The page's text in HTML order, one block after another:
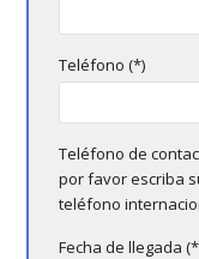
Teléfono (*)
Teléfono de
por favor escriba
teléfono
Fecha de llegada